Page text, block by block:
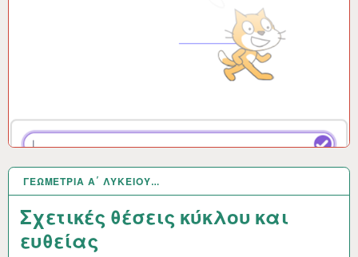
ΓΕΩΜΕΤΡΊΑ Α΄ ΛΥΚΕΊΟΥ…
Σχετικές θέσεις κύκλου και
ευθείας
6 ΜΆΙ 2021